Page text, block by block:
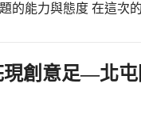
的能力與態度 在這次
營造溫馨安全的友善
文單字圖像化、小老
和成績。四年4班裡有
現創意足—北